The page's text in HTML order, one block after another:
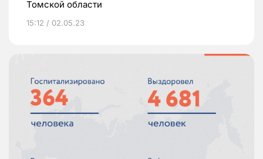
Томской области
15:12 / 02.05.23